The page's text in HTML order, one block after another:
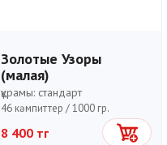
Золотые Узоры
(малая)
құрамы: стандарт
46 кәмпиттер /1000 гр.
8 400 тг Себетке